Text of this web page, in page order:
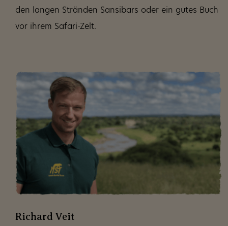
den langen Stränden Sansibars oder ein gutes Buch
vor ihrem Safari-Zelt.
Richard Veit